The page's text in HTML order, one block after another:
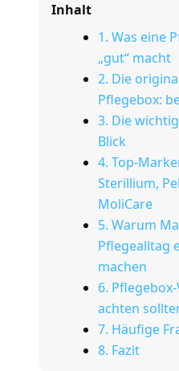
Inhalt
1. Was eine
„gut“ macht
2. Die
Pflegebox:
3. Die
Blick
4. Top-
Sterillium,
MoliCare
5. Warum
Pflegealltag
machen
6.
achten
7. Häufige
8. Fazit